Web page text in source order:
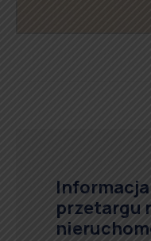
przetargu